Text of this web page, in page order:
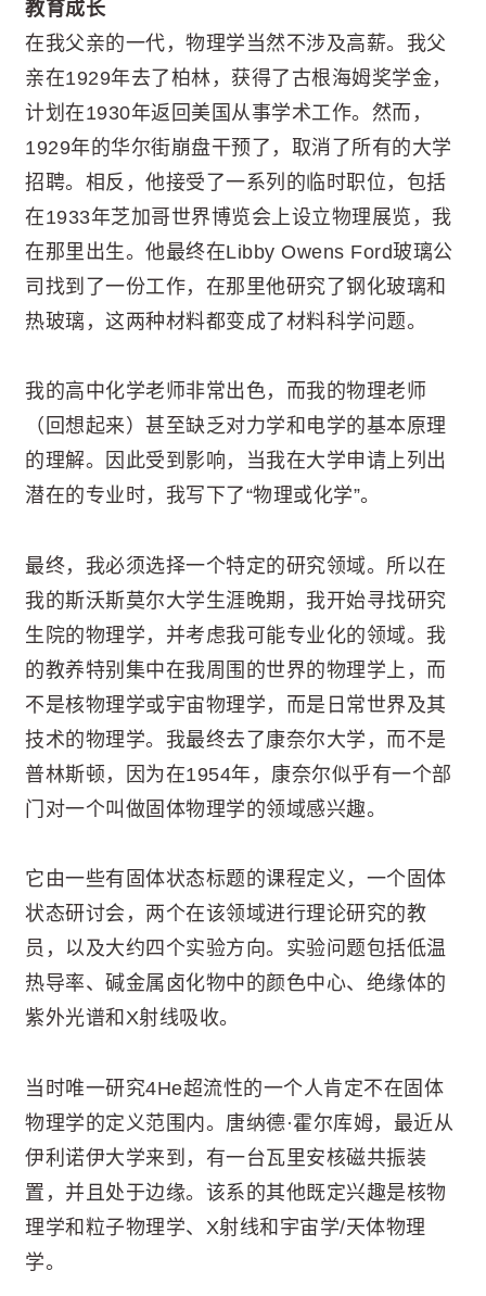
教育成长
在我父亲的一代，物理学当然不涉及高薪。我父
亲在1929年去了柏林，获得了古根海姆奖学金，
计划在1930年返回美国从事学术工作。然而，
1929年的华尔街崩盘干预了，取消了所有的大学
招聘。相反，他接受了一系列的临时职位，包括
在1933年芝加哥世界博览会上设立物理展览，我
在那里出生。他最终在Libby Owens Ford玻璃公
司找到了一份工作，在那里他研究了钢化玻璃和
热玻璃，这两种材料都变成了材料科学问题。
我的高中化学老师非常出色，而我的物理老师
（回想起来）甚至缺乏对力学和电学的基本原理
的理解。因此受到影响，当我在大学申请上列出
潜在的专业时，我写下了“物理或化学”。
最终，我必须选择一个特定的研究领域。所以在
我的斯沃斯莫尔大学生涯晚期，我开始寻找研究
生院的物理学，并考虑我可能专业化的领域。我
的教养特别集中在我周围的世界的物理学上，而
不是核物理学或宇宙物理学，而是日常世界及其
技术的物理学。我最终去了康奈尔大学，而不是
普林斯顿，因为在1954年，康奈尔似乎有一个部
门对一个叫做固体物理学的领域感兴趣。
它由一些有固体状态标题的课程定义，一个固体
状态研讨会，两个在该领域进行理论研究的教
员，以及大约四个实验方向。实验问题包括低温
热导率、碱金属卤化物中的颜色中心、绝缘体的
紫外光谱和X射线吸收。
当时唯一研究4He超流性的一个人肯定不在固体
物理学的定义范围内。唐纳德·霍尔库姆，最近从
伊利诺伊大学来到，有一台瓦里安核磁共振装
置，并且处于边缘。该系的其他既定兴趣是核物
理学和粒子物理学、X射线和宇宙学/天体物理
学。